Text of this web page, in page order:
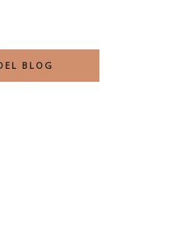
BLOG